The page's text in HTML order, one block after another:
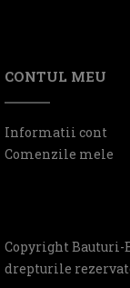
CONTUL MEU
Informatii cont
Comenzile mele
Copyright Bauturi-
drepturile